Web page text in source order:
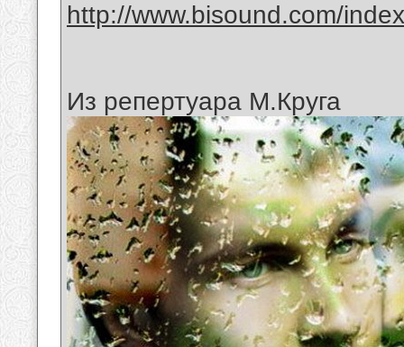
http://www.bisound.com/
Из репертуара М.Круга